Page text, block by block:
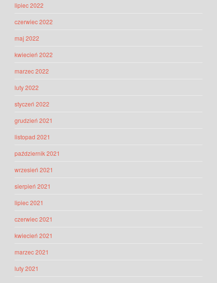
lipiec 2022
czerwiec 2022
maj 2022
kwiecień 2022
marzec 2022
luty 2022
styczeń 2022
grudzień 2021
listopad 2021
październik 2021
wrzesień 2021
sierpień 2021
lipiec 2021
czerwiec 2021
kwiecień 2021
marzec 2021
luty 2021